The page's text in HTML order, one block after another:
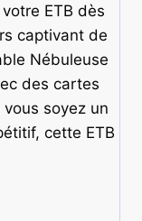
ETB dès
captivant de
Nébuleuse
des cartes
soyez un
cette ETB